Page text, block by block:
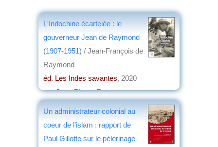
L'Indochine écartelée : le
gouverneur Jean de Raymond
(1907-1951) / Jean-François de
Raymond
éd. Les Indes savantes, 2020
parJean-Pierre Bat
Un administrateur colonial au
coeur de l'islam : rapport de
Paul Gillotte sur le pèlerinage